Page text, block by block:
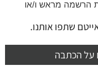
מראש ו/או
שתפו אותנו.